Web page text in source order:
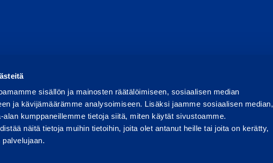
sisällön ja mainosten räätälöimiseen, sosiaalisen median
ja kävijämäärämme analysoimiseen. Lisäksi jaamme sosiaalisen median,
alan kumppaneillemme tietoja siitä, miten käytät sivustoamme.
näitä tietoja muihin tietoihin, joita olet antanut heille tai joita on kerätty,
väärinkäytöksestä